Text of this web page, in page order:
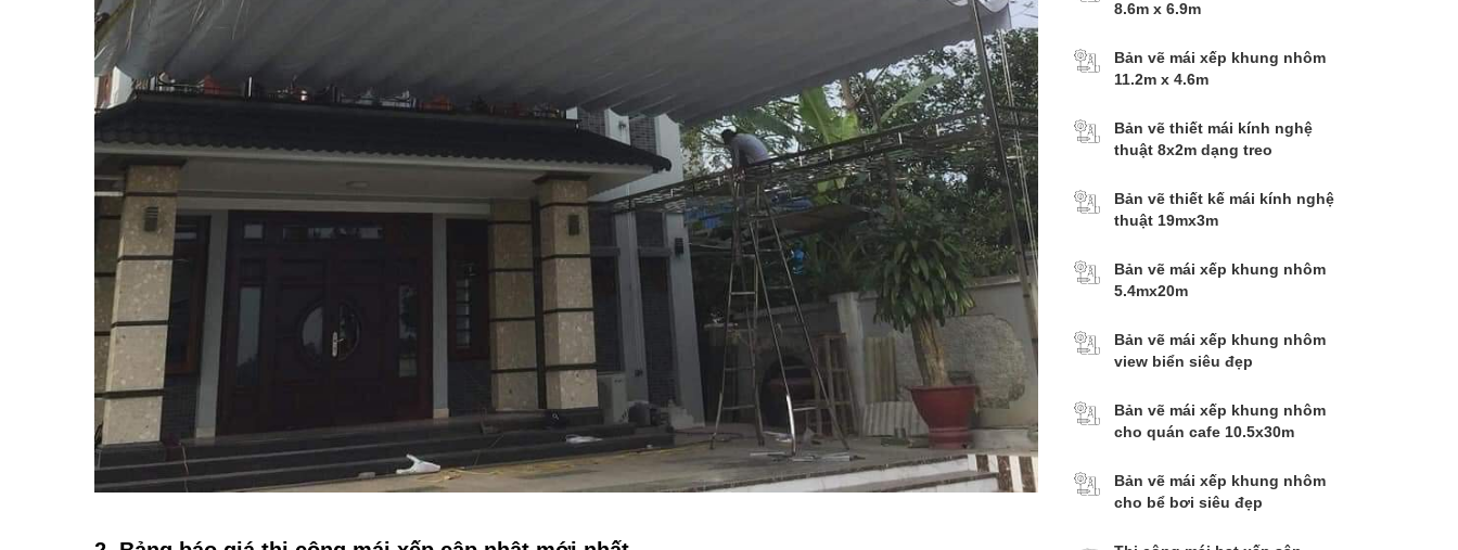
8.6m x 6.9m
Bản vẽ mái xếp khung nhôm
11.2m x 4.6m
Bản vẽ thiết mái kính nghệ
thuật 8x2m dạng treo
Bản vẽ thiết kế mái kính nghệ
thuật 19mx3m
Bản vẽ mái xếp khung nhôm
5.4mx20m
Bản vẽ mái xếp khung nhôm
view biển siêu đẹp
Bản vẽ mái xếp khung nhôm
cho quán cafe 10.5x30m
Bản vẽ mái xếp khung nhôm
cho bể bơi siêu đẹp